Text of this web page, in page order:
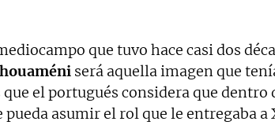
que tuvo hace casi dos
será aquella imagen que
el portugués considera que
asumir el rol que le entregaba a